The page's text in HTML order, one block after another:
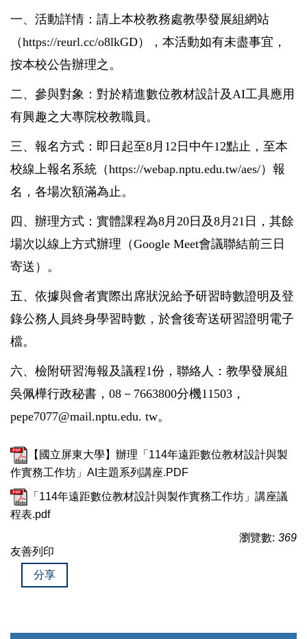
一、活動詳情：請上本校教務處教學發展組網站
（https://reurl.cc/o8lkGD），本活動如有未盡事宜，
按本校公告辦理之。
二、參與對象：對於精進數位教材設計及AI工具應用
有興趣之大專院校教職員。
三、報名方式：即日起至8月12日中午12點止，至本
校線上報名系統（https://webap.nptu.edu.tw/aes/）報
名，各場次額滿為止。
四、辦理方式：實體課程為8月20日及8月21日，其餘
場次以線上方式辦理（Google Meet會議聯結前三日
寄送）。
五、依據與會者實際出席狀況給予研習時數證明及登
錄公務人員終身學習時數，於會後寄送研習證明電子
檔。
六、檢附研習海報及議程1份，聯絡人：教學發展組
吳佩樺行政秘書，08－7663800分機11503，
pepe7077@mail.nptu.edu. tw。
【國立屏東大學】辦理「114年遠距數位教材設計與製
作實務工作坊」AI主題系列講座.PDF
「114年遠距數位教材設計與製作實務工作坊」講座議
程表.pdf
瀏覽數: 369
友善列印
分享